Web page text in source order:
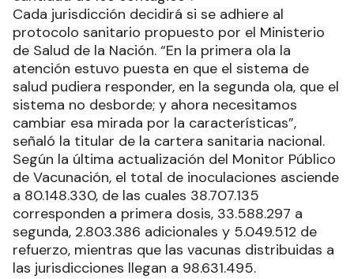
Cada jurisdicción decidirá si se adhiere al
protocolo sanitario propuesto por el Ministerio
de Salud de la Nación. “En la primera ola la
atención estuvo puesta en que el sistema de
salud pudiera responder, en la segunda ola, que el
sistema no desborde; y ahora necesitamos
cambiar esa mirada por la características”,
señaló la titular de la cartera sanitaria nacional.
Según la última actualización del Monitor Público
de Vacunación, el total de inoculaciones asciende
a 80.148.330, de las cuales 38.707.135
corresponden a primera dosis, 33.588.297 a
segunda, 2.803.386 adicionales y 5.049.512 de
refuerzo, mientras que las vacunas distribuidas a
las jurisdicciones llegan a 98.631.495.